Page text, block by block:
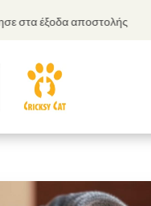
στα έξοδα αποστολής